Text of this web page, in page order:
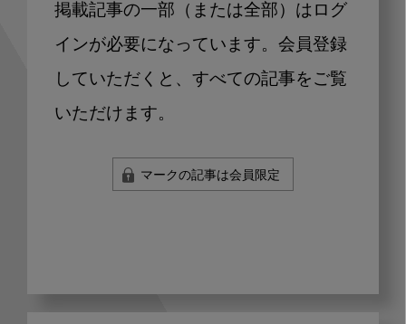
掲載記事の一部（または全部）はログ
インが必要になっています。会員登録
していただくと、すべての記事をご覧
いただけます。
マークの記事は会員限定